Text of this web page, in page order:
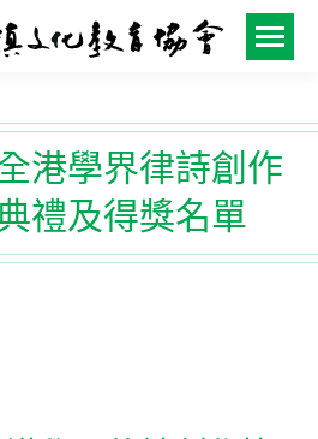
港學界律詩創作
禮及得獎名單